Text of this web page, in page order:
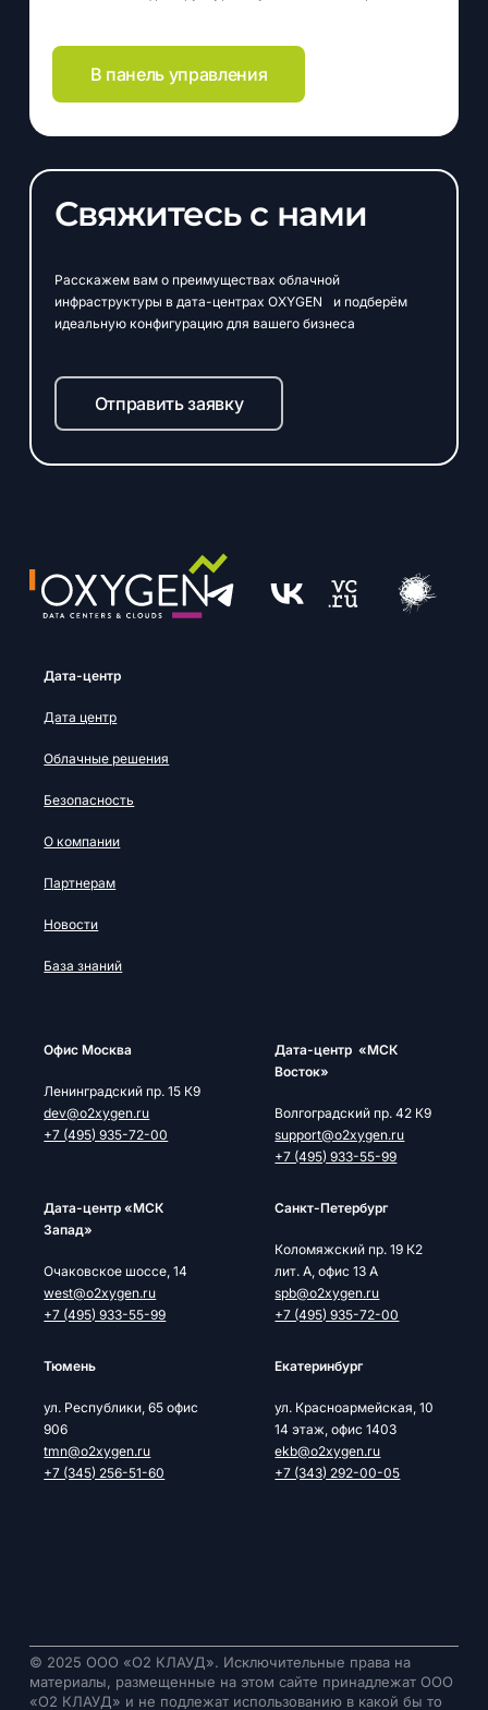
В панель управления
Свяжитесь с нами
Расскажем вам о преимуществах облачной
инфраструктуры в дата-центрах OXYGEN и подберём
идеальную конфигурацию для вашего бизнеса
Отправить заявку
Дата-центр
Дата центр
Облачные решения
Безопасность
О компании
Партнерам
Новости
База знаний
Офис Москва
Ленинградский пр. 15 К9
dev@o2xygen.ru
+7 (495) 935-72-00
Дата-центр «МСК
Восток»
Волгоградский пр. 42 К9
support@o2xygen.ru
+7 (495) 933-55-99
Дата-центр «МСК
Запад»
Очаковское шоссе, 14
west@o2xygen.ru
+7 (495) 933-55-99
Cанкт-Петербург
Коломяжский пр. 19 К2
лит. А, офис 13 А
spb@o2xygen.ru
+7 (495) 935-72-00
Тюмень
ул. Республики, 65 офис
906
tmn@o2xygen.ru
+7 (345) 256-51-60
Екатеринбург
ул. Красноармейская, 10
14 этаж, офис 1403
ekb@o2xygen.ru
+7 (343) 292-00-05
© 2025 ООО «О2 КЛАУД». Исключительные права на
материалы, размещенные на этом сайте принадлежат ООО
«О2 КЛАУД» и не подлежат использованию в какой бы то